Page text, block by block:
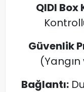
QIDI
Güvenlik
Bağlantı: